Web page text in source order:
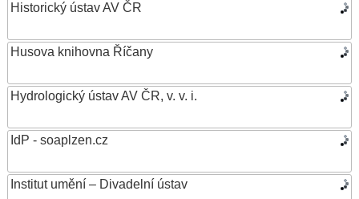
Historický ústav AV ČR
Husova knihovna Říčany
Hydrologický ústav AV ČR, v. v. i.
IdP - soaplzen.cz
Institut umění – Divadelní ústav